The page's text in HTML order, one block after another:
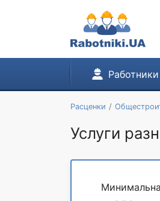
Работники
Расценки
Услуги